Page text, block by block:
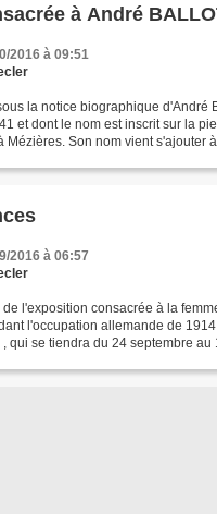
à André
2016 à 09:51
la notice biographique d'André
et dont le nom est inscrit sur la
Mézières. Son nom vient s'ajouter
2016 à 06:57
l'exposition consacrée à la
l'occupation allemande de
qui se tiendra du 24 septembre au